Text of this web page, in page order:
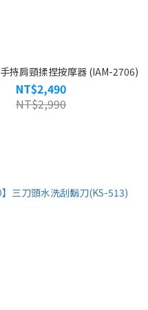
手持肩頸揉捏按摩器 (IAM-2706)
NT$2,490
NT$2,990